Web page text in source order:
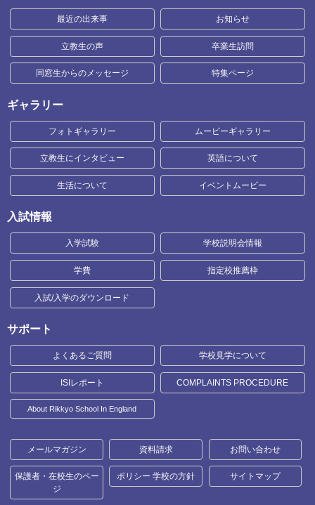
最近の出来事 お知らせ
立教生の声 卒業生訪問
同窓生からのメッセージ 特集ページ
ギャラリー
フォトギャラリー ムービーギャラリー
立教生にインタビュー 英語について
生活について イベントムービー
入試情報
入学試験 学校説明会情報
学費 指定校推薦枠
入試/入学のダウンロード
サポート
よくあるご質問 学校見学について
ISIレポート COMPLAINTS PROCEDURE
About Rikkyo School In England
メールマガジン 資料請求 お問い合わせ
保護者・在校生のペー
ジ
ポリシー 学校の方針 サイトマップ